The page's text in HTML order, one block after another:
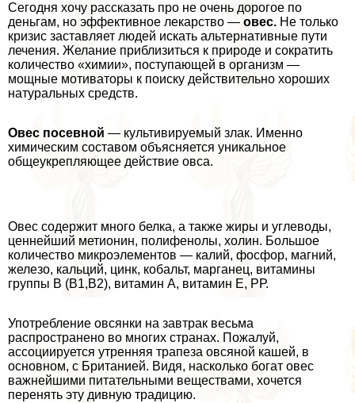
Сегодня хочу рассказать про не очень дорогое по
деньгам, но эффективное лекарство — овес. Не только
кризис заставляет людей искать альтернативные пути
лечения. Желание приблизиться к природе и сократить
количество «химии», поступающей в организм —
мощные мотиваторы к поиску действительно хороших
натуральных средств.
Овес посевной — культивируемый злак. Именно
химическим составом объясняется уникальное
общеукрепляющее действие овса.
Овес содержит много белка, а также жиры и углеводы,
ценнейший метионин, полифенолы, холин. Большое
количество микроэлементов — калий, фосфор, магний,
железо, кальций, цинк, кобальт, марганец, витамины
группы В (В1,В2), витамин А, витамин Е, РР.
Употрeбление овсянки на завтpaк весьма
распространено во многих странах. Пожалуй,
ассоциируется утренняя трапеза овсяной кашей, в
основном, с Британией. Видя, насколько богат овес
важнейшими питательными веществами, хочется
перенять эту дивную традицию.